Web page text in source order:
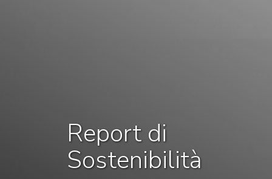
Report di
Sostenibilità